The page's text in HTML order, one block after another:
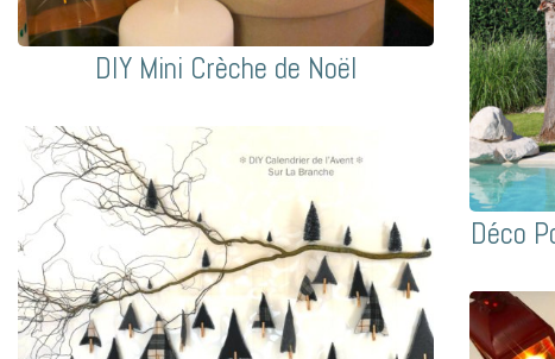
DIY Mini Crèche de Noël
Déco